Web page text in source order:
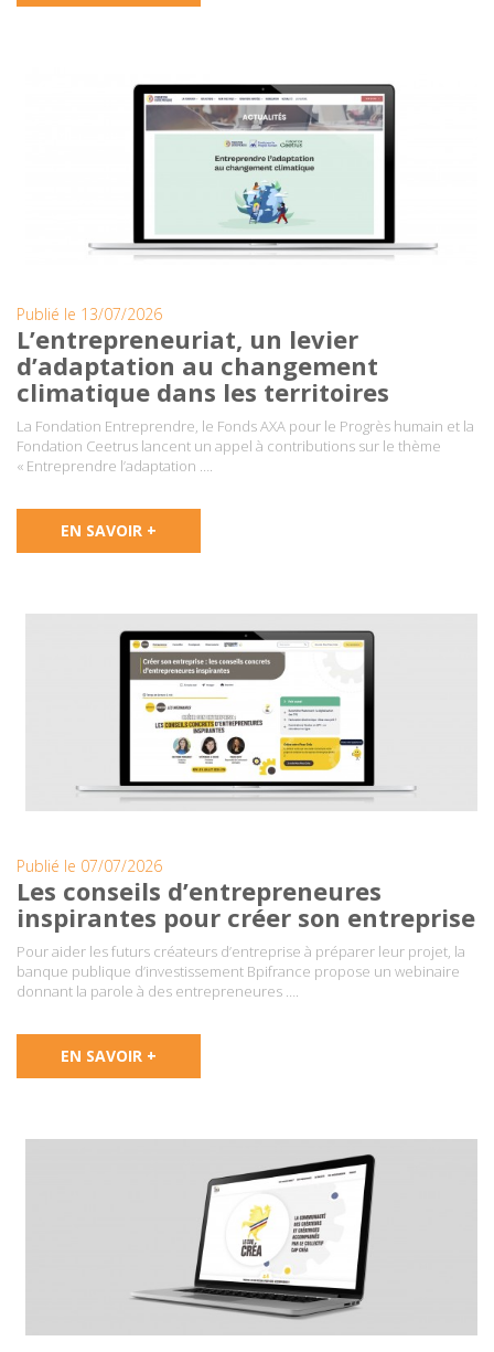
Publié le 13/07/2026
L’entrepreneuriat, un levier
d’adaptation au changement
climatique dans les territoires
La Fondation Entreprendre, le Fonds AXA pour le Progrès humain et la
Fondation Ceetrus lancent un appel à contributions sur le thème
« Entreprendre l’adaptation ….
EN SAVOIR +
Publié le 07/07/2026
Les conseils d’entrepreneures
inspirantes pour créer son entreprise
Pour aider les futurs créateurs d’entreprise à préparer leur projet, la
banque publique d’investissement Bpifrance propose un webinaire
donnant la parole à des entrepreneures ….
EN SAVOIR +